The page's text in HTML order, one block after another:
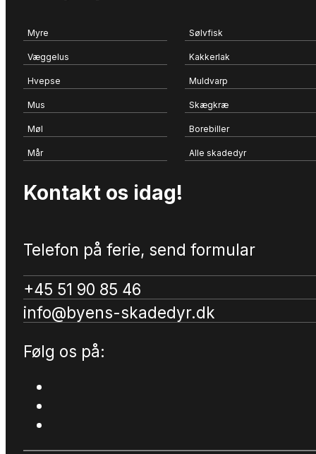
Myre Sølvfisk
Væggelus Kakkerlak
Hvepse Muldvarp
Mus Skægkræ
Møl Borebiller
Mår Alle skadedyr
Kontakt os idag!
Telefon på ferie, send formular
+45 51 90 85 46
info@byens-skadedyr.dk
Følg os på: